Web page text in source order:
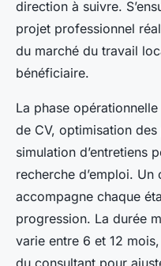
direction à suivre.
projet professionnel
du marché du travail
bénéficiaire.
La phase
de CV, optimisation
simulation d’entretiens
recherche d’emploi.
accompagne chaque
progression. La durée
varie entre 6 et 12